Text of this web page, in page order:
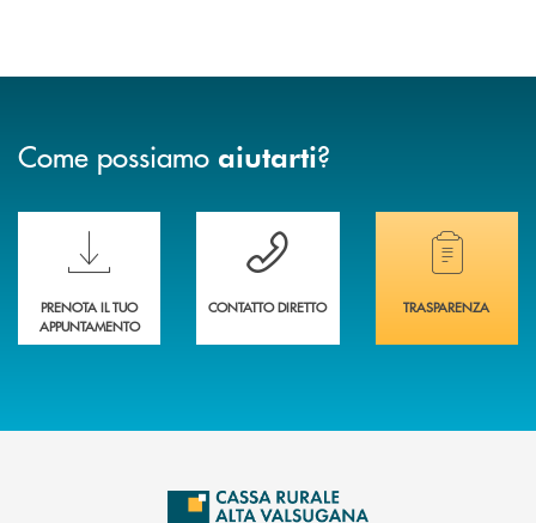
Come possiamo aiutarti?
Scopri le funzionalità della nuova PRENOTA BANCA
PRENOTA IL TUO
APPUNTAMENTO
Hai bisogno di assistenza immediata?
CONTATTO DIRETTO
Hai bisogno di
TRASPARENZA